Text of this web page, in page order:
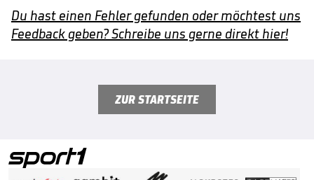
Du hast einen Fehler gefunden oder möchtest uns
Feedback geben? Schreibe uns gerne direkt hier!
ZUR STARTSEITE